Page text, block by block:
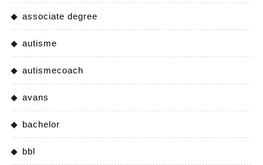
associate degree
autisme
autismecoach
avans
bachelor
bbl